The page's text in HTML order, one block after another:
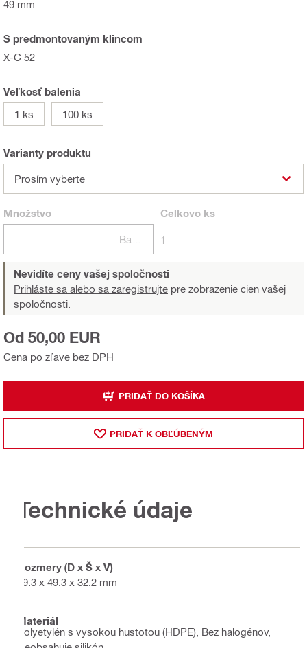
49 mm
S predmontovaným klincom
X-C 52
Veľkosť balenia
1 ks
100 ks
Varianty produktu
Prosím vyberte
Množstvo Celkovo ks
1
Nevidíte ceny vašej spoločnosti
Prihláste sa alebo sa zaregistrujte pre zobrazenie cien vašej
spoločnosti.
Cena po zľave bez DPH
Od 50,00 EUR
PRIDAŤ DO KOŠÍKA
PRIDAŤ K OBĽÚBENÝM
Technické údaje
Rozmery (D x Š x V)
49.3 x 49.3 x 32.2 mm
Materiál
Polyetylén s vysokou hustotou (HDPE), Bez halogénov,